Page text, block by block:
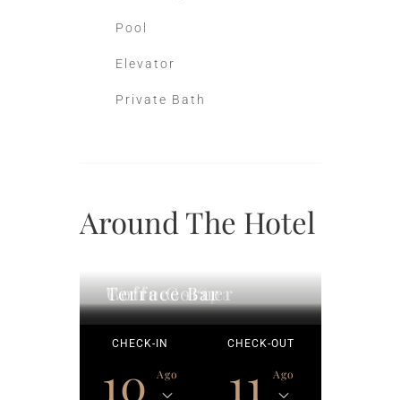
Pool
Elevator
Private Bath
Around The Hotel
Wellness Spa
Coffe Corner
Terrace Bar
CHECK-IN
10 Ago
CHECK-OUT
11 Ago